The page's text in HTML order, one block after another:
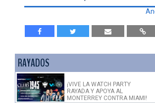
RAYADOS
¡VIVE LA WATCH PARTY
RAYADA Y APOYA AL
MONTERREY CONTRA MIAMI!